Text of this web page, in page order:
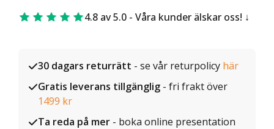
4.8 av 5.0 - Våra kunder älskar oss!
30 dagars returrätt - se vår returpolicy här
Gratis leverans tillgänglig - fri frakt över
1499 kr
Ta reda på mer - boka online presentation